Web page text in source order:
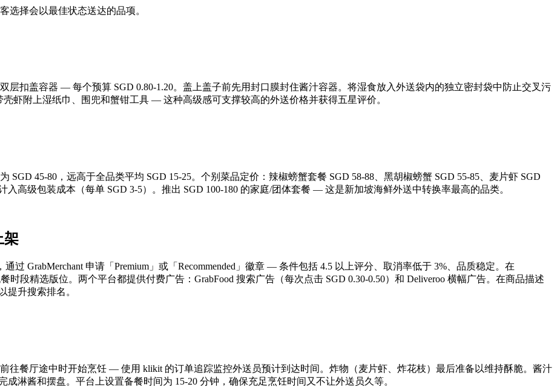
选择会以最佳状态送达的品项。
层扣盖容器 — 每个预算 SGD 0.80-1.20。盖上盖子前先用封口膜封住酱汁容器。将湿食放入外送袋内的独立密封袋中防止交叉污
虾附上湿纸巾、围兜和蟹钳工具 — 这种高级感可支撑较高的外送价格并获得五星评价。
45-80，远高于全品类平均 SGD 15-25。个别菜品定价：辣椒螃蟹套餐 SGD 58-88、黑胡椒螃蟹 SGD 55-85、麦片虾 SGD
入高级包装成本（每单 SGD 3-5）。推出 SGD 100-180 的家庭/团体套餐 — 这是新加坡海鲜外送中转换率最高的品类。
架
过 GrabMerchant 申请「Premium」或「Recommended」徽章 — 条件包括 4.5 以上评分、取消率低于 3%、品质稳定。在
时段精选版位。两个平台都提供付费广告：GrabFood 搜索广告（每次点击 SGD 0.30-0.50）和 Deliveroo 横幅广告。在商品描述
提升搜索排名。
往餐厅途中时开始烹饪 — 使用 klikit 的订单追踪监控外送员预计到达时间。炸物（麦片虾、炸花枝）最后准备以维持酥脆。酱汁
淋酱和摆盘。平台上设置备餐时间为 15-20 分钟，确保充足烹饪时间又不让外送员久等。